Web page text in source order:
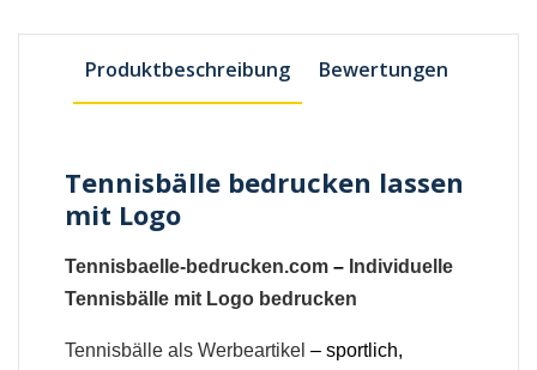
Produktbeschreibung Bewertungen
Tennisbälle bedrucken lassen
mit Logo
Tennisbaelle-bedrucken.com – Individuelle
Tennisbälle mit Logo bedrucken
Tennisbälle als Werbeartikel – sportlich,